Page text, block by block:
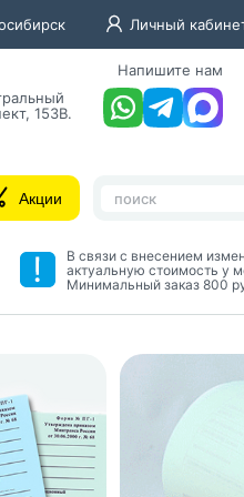
Личный
153В.
Напишите нам
Акции
В связи с внесением
актуальную стоимость у
Минимальный заказ 800
и согласие с